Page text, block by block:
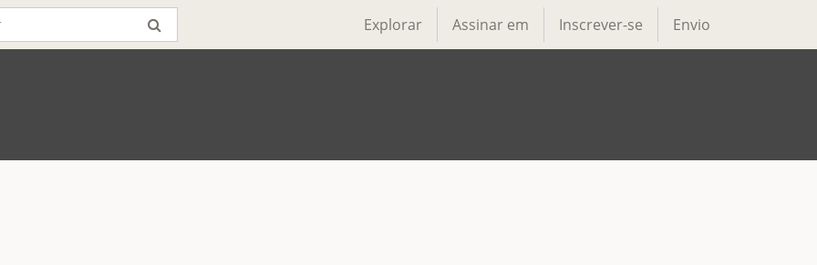
Explorar Assinar em Inscrever-se Envio